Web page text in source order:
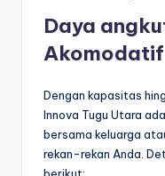
Daya
Akomodatif
Dengan kapasitas
Innova Tugu Utara
bersama keluarga
rekan-rekan Anda.